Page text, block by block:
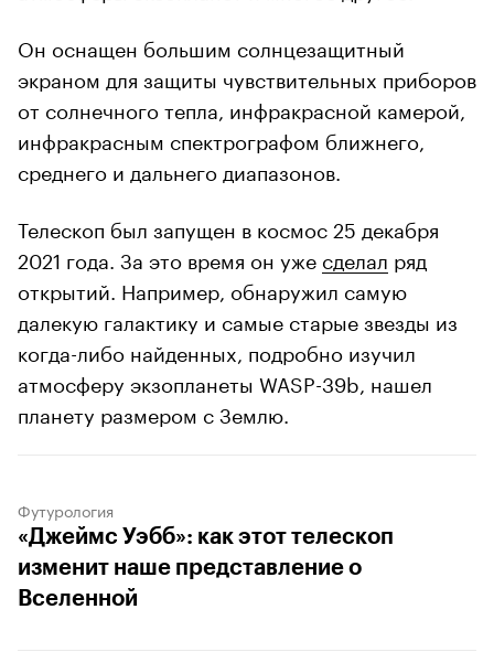
Он оснащен большим солнцезащитный
экраном для защиты чувствительных приборов
от солнечного тепла, инфракрасной камерой,
инфракрасным спектрографом ближнего,
среднего и дальнего диапазонов.
Телескоп был запущен в космос 25 декабря
2021 года. За это время он уже сделал ряд
открытий. Например, обнаружил самую
далекую галактику и самые старые звезды из
когда-либо найденных, подробно изучил
атмосферу экзопланеты WASP-39b, нашел
планету размером с Землю.
Футурология
«Джеймс Уэбб»: как этот телескоп
изменит наше представление о
Вселенной